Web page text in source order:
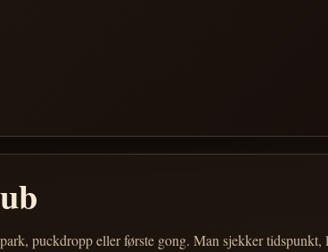
puckdropp eller første gong. Man sjekker